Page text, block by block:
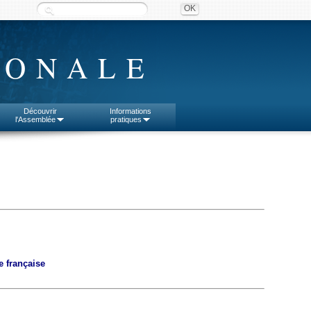
Découvrir
l'Assemblée
Informations
pratiques
française